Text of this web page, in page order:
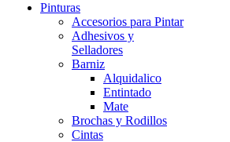
Pinturas
Accesorios para Pintar
Adhesivos y
Selladores
Barniz
Alquidalico
Entintado
Mate
Brochas y Rodillos
Cintas